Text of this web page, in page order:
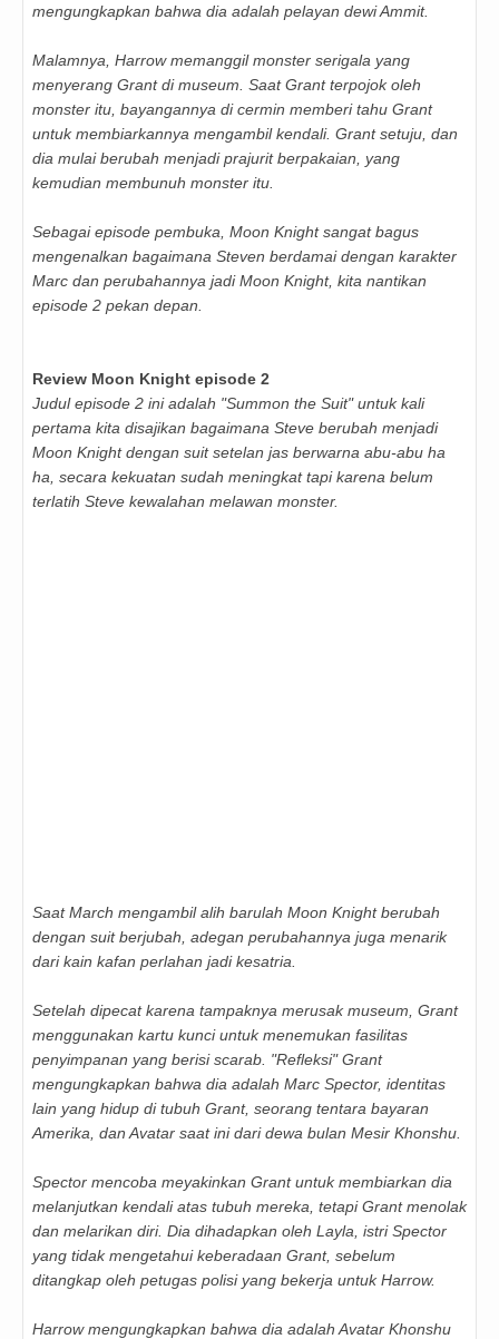
mengungkapkan bahwa dia adalah pelayan dewi Ammit.
Malamnya, Harrow memanggil monster serigala yang
menyerang Grant di museum. Saat Grant terpojok oleh
monster itu, bayangannya di cermin memberi tahu Grant
untuk membiarkannya mengambil kendali. Grant setuju, dan
dia mulai berubah menjadi prajurit berpakaian, yang
kemudian membunuh monster itu.
Sebagai episode pembuka, Moon Knight sangat bagus
mengenalkan bagaimana Steven berdamai dengan karakter
Marc dan perubahannya jadi Moon Knight, kita nantikan
episode 2 pekan depan.
Review Moon Knight episode 2
Judul episode 2 ini adalah "Summon the Suit" untuk kali
pertama kita disajikan bagaimana Steve berubah menjadi
Moon Knight dengan suit setelan jas berwarna abu-abu ha
ha, secara kekuatan sudah meningkat tapi karena belum
terlatih Steve kewalahan melawan monster.
Saat March mengambil alih barulah Moon Knight berubah
dengan suit berjubah, adegan perubahannya juga menarik
dari kain kafan perlahan jadi kesatria.
Setelah dipecat karena tampaknya merusak museum, Grant
menggunakan kartu kunci untuk menemukan fasilitas
penyimpanan yang berisi scarab. "Refleksi" Grant
mengungkapkan bahwa dia adalah Marc Spector, identitas
lain yang hidup di tubuh Grant, seorang tentara bayaran
Amerika, dan Avatar saat ini dari dewa bulan Mesir Khonshu.
Spector mencoba meyakinkan Grant untuk membiarkan dia
melanjutkan kendali atas tubuh mereka, tetapi Grant menolak
dan melarikan diri. Dia dihadapkan oleh Layla, istri Spector
yang tidak mengetahui keberadaan Grant, sebelum
ditangkap oleh petugas polisi yang bekerja untuk Harrow.
Harrow mengungkapkan bahwa dia adalah Avatar Khonshu